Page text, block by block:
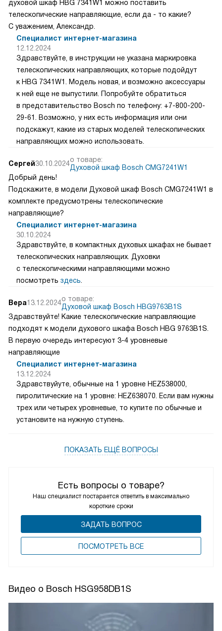
Есть вопросы о товаре?
Наш специалист постарается ответить в максимально
короткие сроки
ЗАДАТЬ ВОПРОС
ПОCМОТРЕТЬ ВСЕ
духовой шкаф HBG 7341W1 можно поставить
телескопические направляющие, если да - то какие?
С уважением, Александр.
Специалист интернет-магазина
12.12.2024
Здравствуйте, в инструкции не указана маркировка
телескопических направляющих, которые подойдут
к HBG 7341W1. Модель новая, и возможно аксессуары
к ней еще не выпустили. Попробуйте обратиться
в представительство Bosch по телефону: +7-800-200-
29-61. Возможно, у них есть информация или они
подскажут, какие из старых моделей телескопических
направляющих можно использовать.
Сергей30.10.2024о товаре:
Духовой шкаф Bosch CMG7241W1
Добрый день!
Подскажите, в модели Духовой шкаф Bosch CMG7241W1 в
комплекте предусмотрены телескопические
направляющие?
Специалист интернет-магазина
30.10.2024
Здравствуйте, в компактных духовых шкафах не бывает
телескопических направляющих. Духовки
с телескопическими направляющими можно
посмотреть здесь
Вера13.12.2024о товаре:
Духовой шкаф Bosch HBG9763B1S
Здравствуйте! Какие телескопические направляющие
подходят к модели духового шкафа Bosch HBG 9763B1S.
В первую очередь интересуют 3-4 уровневые
направляющие
Специалист интернет-магазина
13.12.2024
Здравствуйуте, обычные на 1 уровне HEZ538000,
пиролитические на 1 уровне: HEZ638070. Если вам нужны
трех или четырех уровневые, то купите по обычные и
установите на нужную ступень.
ПОКАЗАТЬ ЕЩЁ ВОПРОСЫ
Видео о Bosch HSG958DB1S